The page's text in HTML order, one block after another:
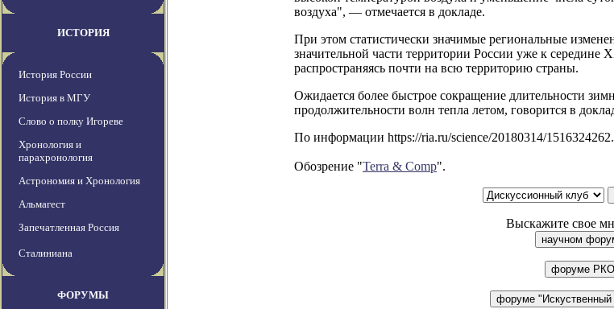
ИСТОРИЯ
История России
История в МГУ
Слово о полку Игореве
Хронология и
парахронология
Астрономия и Хронология
Альмагест
Запечатленная Россия
Сталиниана
ФОРУМЫ
воздуха", — отмечается в докладе.
При этом статистически значимые региональные
значительной части территории России уже к середине
распространяясь почти на всю территорию страны.
Ожидается более быстрое сокращение длительности
продолжительности волн тепла летом, говорится в
По информации https://ria.ru/science/20180314/
Обозрение "Terra & Comp".
Выскажите свое